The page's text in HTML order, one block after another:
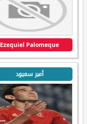
Ezequiel Palomeque
أمير سعيود